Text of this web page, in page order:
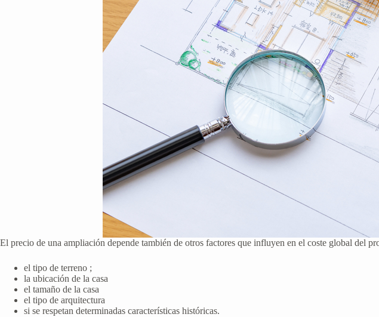
El precio de una ampliación depende también de otros factores que influyen en el coste global del
el tipo de terreno ;
la ubicación de la casa
el tamaño de la casa
el tipo de arquitectura
si se respetan determinadas características históricas.